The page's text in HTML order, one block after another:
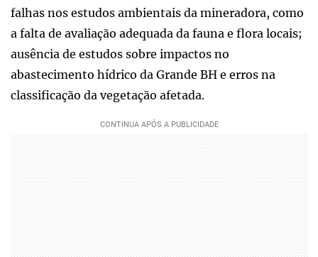
falhas nos estudos ambientais da mineradora, como
a falta de avaliação adequada da fauna e flora locais;
ausência de estudos sobre impactos no
abastecimento hídrico da Grande BH e erros na
classificação da vegetação afetada.